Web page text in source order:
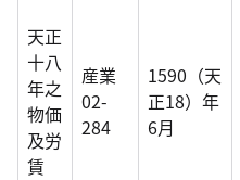
天正
十八
年之
物価
及労
賃
産業
02-
284
1590（天
正18）年
6月